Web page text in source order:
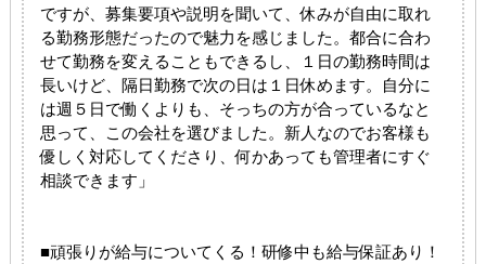
ですが、募集要項や説明を聞いて、休みが自由に取れ
る勤務形態だったので魅力を感じました。都合に合わ
せて勤務を変えることもできるし、１日の勤務時間は
長いけど、隔日勤務で次の日は１日休めます。自分に
は週５日で働くよりも、そっちの方が合っているなと
思って、この会社を選びました。新人なのでお客様も
優しく対応してくださり、何かあっても管理者にすぐ
相談できます」
■頑張りが給与についてくる！研修中も給与保証あり！